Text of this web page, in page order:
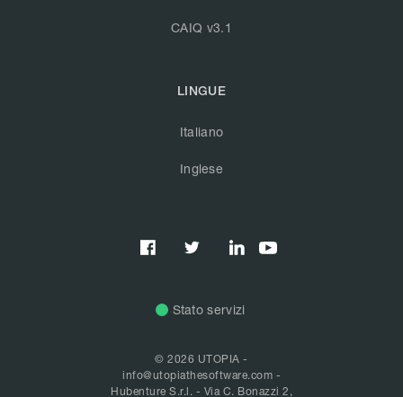
CAIQ v3.1
LINGUE
Italiano
Inglese
  
Stato servizi
© 2026 UTOPIA -
info@utopiathesoftware.com -
Hubenture S.r.l. - Via C. Bonazzi 2,